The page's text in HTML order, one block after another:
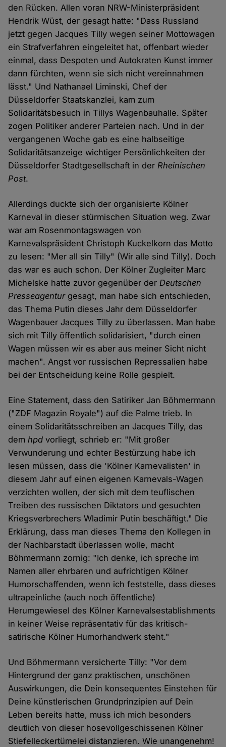
den Rücken. Allen voran NRW-Ministerpräsident
Hendrik Wüst, der gesagt hatte: "Dass Russland
jetzt gegen Jacques Tilly wegen seiner Mottowagen
ein Strafverfahren eingeleitet hat, offenbart wieder
einmal, dass Despoten und Autokraten Kunst immer
dann fürchten, wenn sie sich nicht vereinnahmen
lässt." Und Nathanael Liminski, Chef der
Düsseldorfer Staatskanzlei, kam zum
Solidaritätsbesuch in Tillys Wagenbauhalle. Später
zogen Politiker anderer Parteien nach. Und in der
vergangenen Woche gab es eine halbseitige
Solidaritätsanzeige wichtiger Persönlichkeiten der
Düsseldorfer Stadtgesellschaft in derRheinischen
Post.
Allerdings duckte sich der organisierte Kölner
Karneval in dieser stürmischen Situation weg. Zwar
war am Rosenmontagswagen von
Karnevalspräsident Christoph Kuckelkorn das Motto
zu lesen: "Mer all sin Tilly" (Wir alle sind Tilly). Doch
das war es auch schon. Der Kölner Zugleiter Marc
Michelske hatte zuvor gegenüber derDeutschen
Presseagenturgesagt, man habe sich entschieden,
das Thema Putin dieses Jahr dem Düsseldorfer
Wagenbauer Jacques Tilly zu überlassen. Man habe
sich mit Tilly öffentlich solidarisiert, "durch einen
Wagen müssen wir es aber aus meiner Sicht nicht
machen". Angst vor russischen Repressalien habe
bei der Entscheidung keine Rolle gespielt.
Eine Statement, dass den Satiriker Jan Böhmermann
("ZDF Magazin Royale") auf die Palme trieb. In
einem Solidaritätsschreiben an Jacques Tilly, das
demhpd vorliegt, schrieb er: "Mit großer
Verwunderung und echter Bestürzung habe ich
lesen müssen, dass die 'Kölner Karnevalisten' in
diesem Jahr auf einen eigenen Karnevals-Wagen
verzichten wollen, der sich mit dem teuflischen
Treiben des russischen Diktators und gesuchten
Kriegsverbrechers Wladimir Putin beschäftigt." Die
Erklärung, dass man dieses Thema den Kollegen in
der Nachbarstadt überlassen wolle, macht
Böhmermann zornig: "Ich denke, ich spreche im
Namen aller ehrbaren und aufrichtigen Kölner
Humorschaffenden, wenn ich feststelle, dass dieses
ultrapeinliche (auch noch öffentliche)
Herumgewiesel des Kölner Karnevalsestablishments
in keiner Weise repräsentativ für das kritisch-
satirische Kölner Humorhandwerk steht."
Und Böhmermann versicherte Tilly: "Vor dem
Hintergrund der ganz praktischen, unschönen
Auswirkungen, die Dein konsequentes Einstehen für
Deine künstlerischen Grundprinzipien auf Dein
Leben bereits hatte, muss ich mich besonders
deutlich von dieser hosevollgeschissenen Kölner
Stiefelleckertümelei distanzieren. Wie unangenehm!